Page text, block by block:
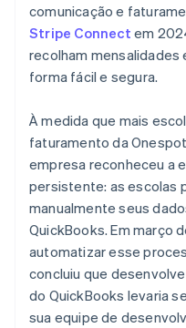
comunicação e
Stripe Connect em
recolham
forma fácil e segura.
À medida que mais
faturamento da
empresa reconheceu a
persistente: as escolas
manualmente seus
QuickBooks. Em março
automatizar esse
concluiu que
do QuickBooks levaria
sua equipe de